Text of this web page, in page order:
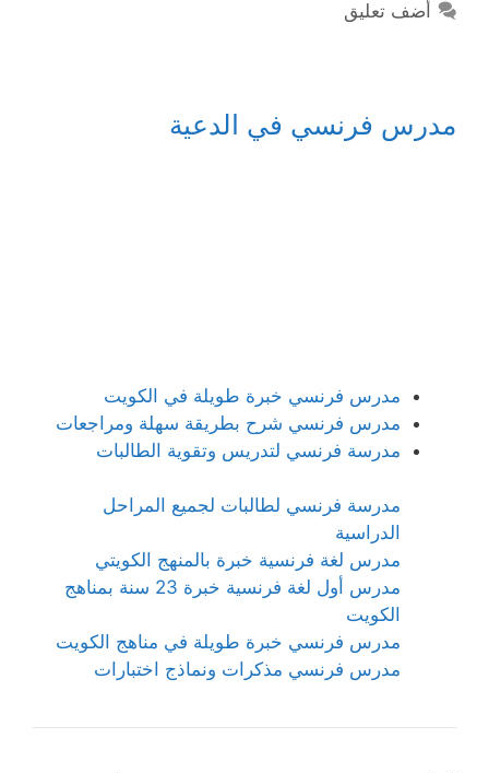
أضف تعليق
مدرس فرنسي في الدعية
مدرس فرنسي خبرة طويلة في الكويت
مدرس فرنسي شرح بطريقة سهلة ومراجعات
مدرسة فرنسي لتدريس وتقوية الطالبات
مدرسة فرنسي لطالبات لجميع المراحل
الدراسية
مدرس لغة فرنسية خبرة بالمنهج الكويتي
مدرس أول لغة فرنسية خبرة 23 سنة بمناهج
الكويت
مدرس فرنسي خبرة طويلة في مناهج الكويت
مدرس فرنسي مذكرات ونماذج اختبارات